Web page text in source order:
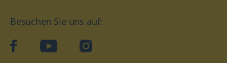
Besuchen Sie uns auf:
facebookYouTube Instagram